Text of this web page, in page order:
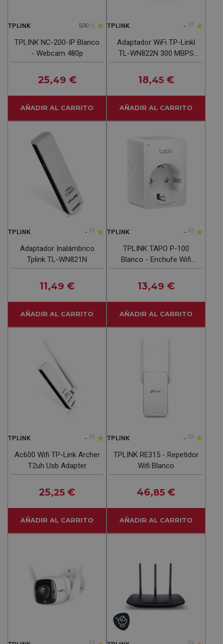
TPLINK 5,00 (1)
TPLINK NC-200-IP Blanco
- Webcam 480p
25,49 €
AÑADIR AL CARRITO
TPLINK - (0)
Adaptador WiFi TP-Linkl
TL-WN822N 300 MBPS
USB 2 Antenas
18,45 €
AÑADIR AL CARRITO
TPLINK - (0)
Adaptador Inalámbrico
Tplink TL-WN821N
11,49 €
AÑADIR AL CARRITO
TPLINK - (0)
TPLINK TAPO P-100
Blanco - Enchufe Wifi
Inteligente
13,49 €
AÑADIR AL CARRITO
TPLINK - (0)
Ac600 Wifi TP-Link Archer
T2uh Usb Adapter
25,25 €
AÑADIR AL CARRITO
TPLINK - (0)
TPLINK RE315 - Repetidor
Wifi Blanco
46,85 €
AÑADIR AL CARRITO
(0) (0)